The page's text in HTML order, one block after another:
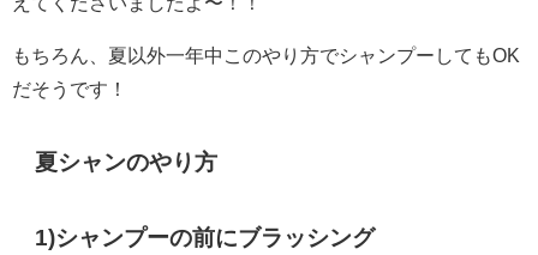
もちろん、夏以外一年中このやり方でシャンプーしてもOK
だそうです！
夏シャンのやり方
1)シャンプーの前にブラッシング